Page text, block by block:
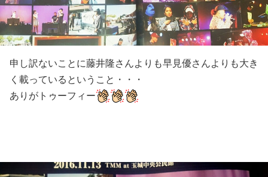
申し訳ないことに藤井隆さんよりも早見優さんよりも大き
く載っているということ・・・
ありがトゥーフィー